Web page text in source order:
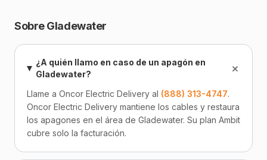
Sobre Gladewater
¿A quién llamo en caso de un apagón en
Gladewater?
+
Llame a Oncor Electric Delivery al (888) 313-4747.
Oncor Electric Delivery mantiene los cables y restaura
los apagones en el área de Gladewater. Su plan Ambit
cubre solo la facturación.